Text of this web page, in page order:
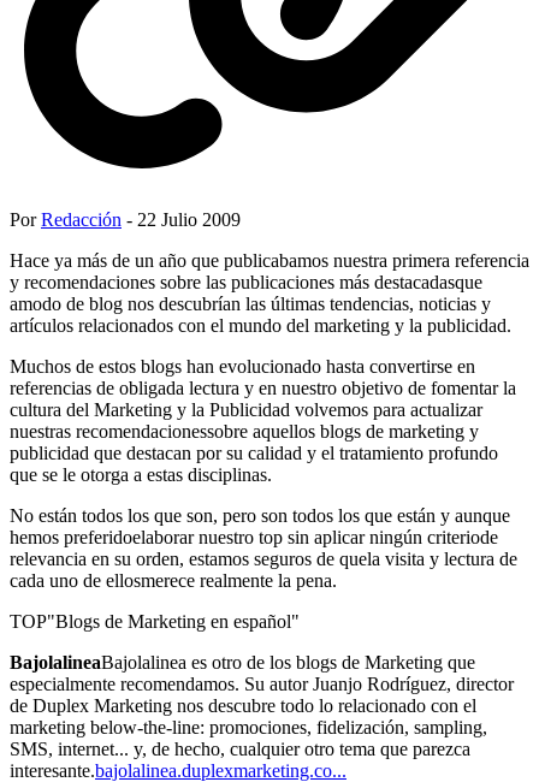
PorRedacción - 22 Julio 2009
Hace ya más de un año que publicabamos nuestra primera referencia
y recomendaciones sobre las publicaciones más destacadasque
amodo de blog nos descubrían las últimas tendencias, noticias y
artículos relacionados con el mundo del marketing y la publicidad.
Muchos de estos blogs han evolucionado hasta convertirse en
referencias de obligada lectura y en nuestro objetivo de fomentar la
cultura del Marketing y la Publicidad volvemos para actualizar
nuestras recomendacionessobre aquellos blogs de marketing y
publicidad que destacan por su calidad y el tratamiento profundo
que se le otorga a estas disciplinas.
No están todos los que son, pero son todos los que están y aunque
hemos preferidoelaborar nuestro top sin aplicar ningún criteriode
relevancia en su orden, estamos seguros de quela visita y lectura de
cada uno de ellosmerece realmente la pena.
TOP"Blogs de Marketing en español"
BajolalineaBajolalinea es otro de los blogs de Marketing que
especialmente recomendamos. Su autor Juanjo Rodríguez, director
de Duplex Marketing nos descubre todo lo relacionado con el
marketing below-the-line: promociones, fidelización, sampling,
SMS, internet... y, de hecho, cualquier otro tema que parezca
interesante.bajolalinea.duplexmarketing.co...